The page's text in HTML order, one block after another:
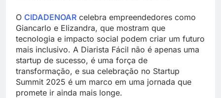
O CIDADENOAR celebra empreendedores como
Giancarlo e Elizandra, que mostram que
tecnologia e impacto social podem criar um futuro
mais inclusivo. A Diarista Fácil não é apenas uma
startup de sucesso, é uma força de
transformação, e sua celebração no Startup
Summit 2025 é um marco em uma jornada que
promete ir ainda mais longe.